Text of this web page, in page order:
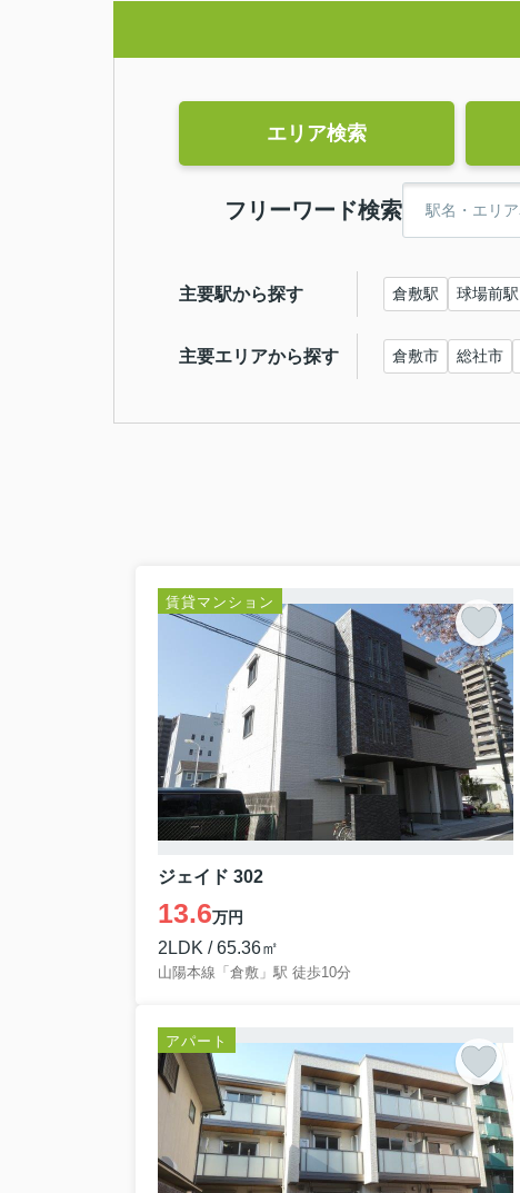
エリア検索
フリーワード検索
主要駅から探す 倉敷駅 球場前駅
主要エリアから探す 倉敷市 総社市
賃貸マンション
ジェイド 302
13.6万円
2LDK / 65.36㎡
山陽本線「倉敷」駅 徒歩10分
アパート